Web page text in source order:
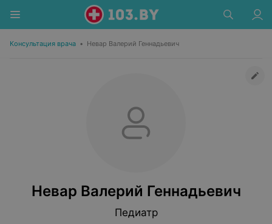
Консультация врача • Невар Валерий Геннадьевич
Невар Валерий Геннадьевич
Педиатр